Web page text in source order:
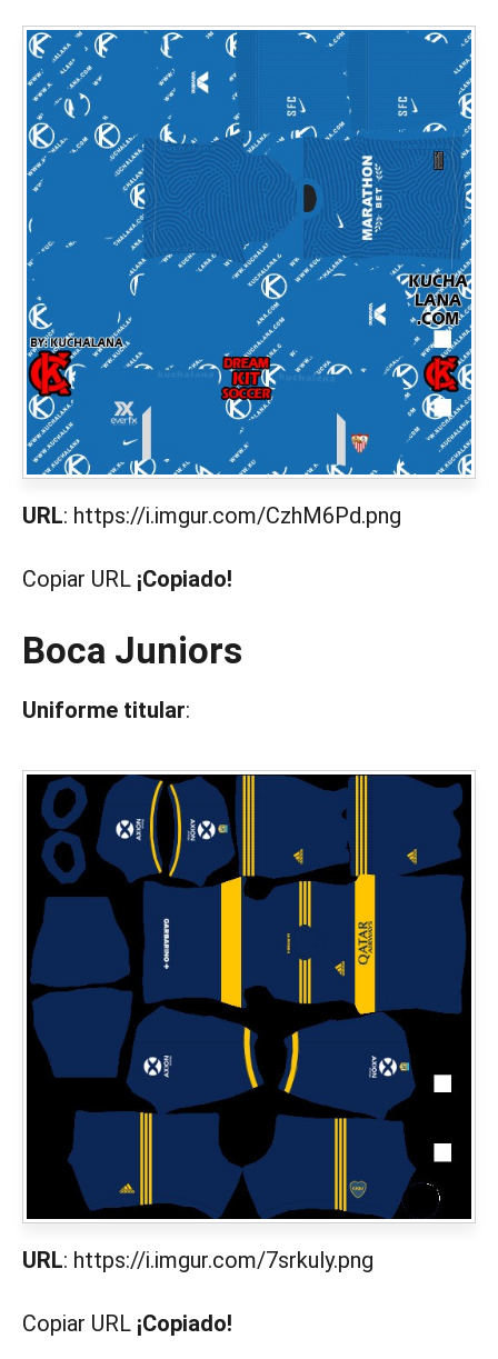
URL: https://i.imgur.com/CzhM6Pd.png
Copiar URL ¡Copiado!
Boca Juniors
Uniforme titular:
URL: https://i.imgur.com/7srkuly.png
Copiar URL ¡Copiado!